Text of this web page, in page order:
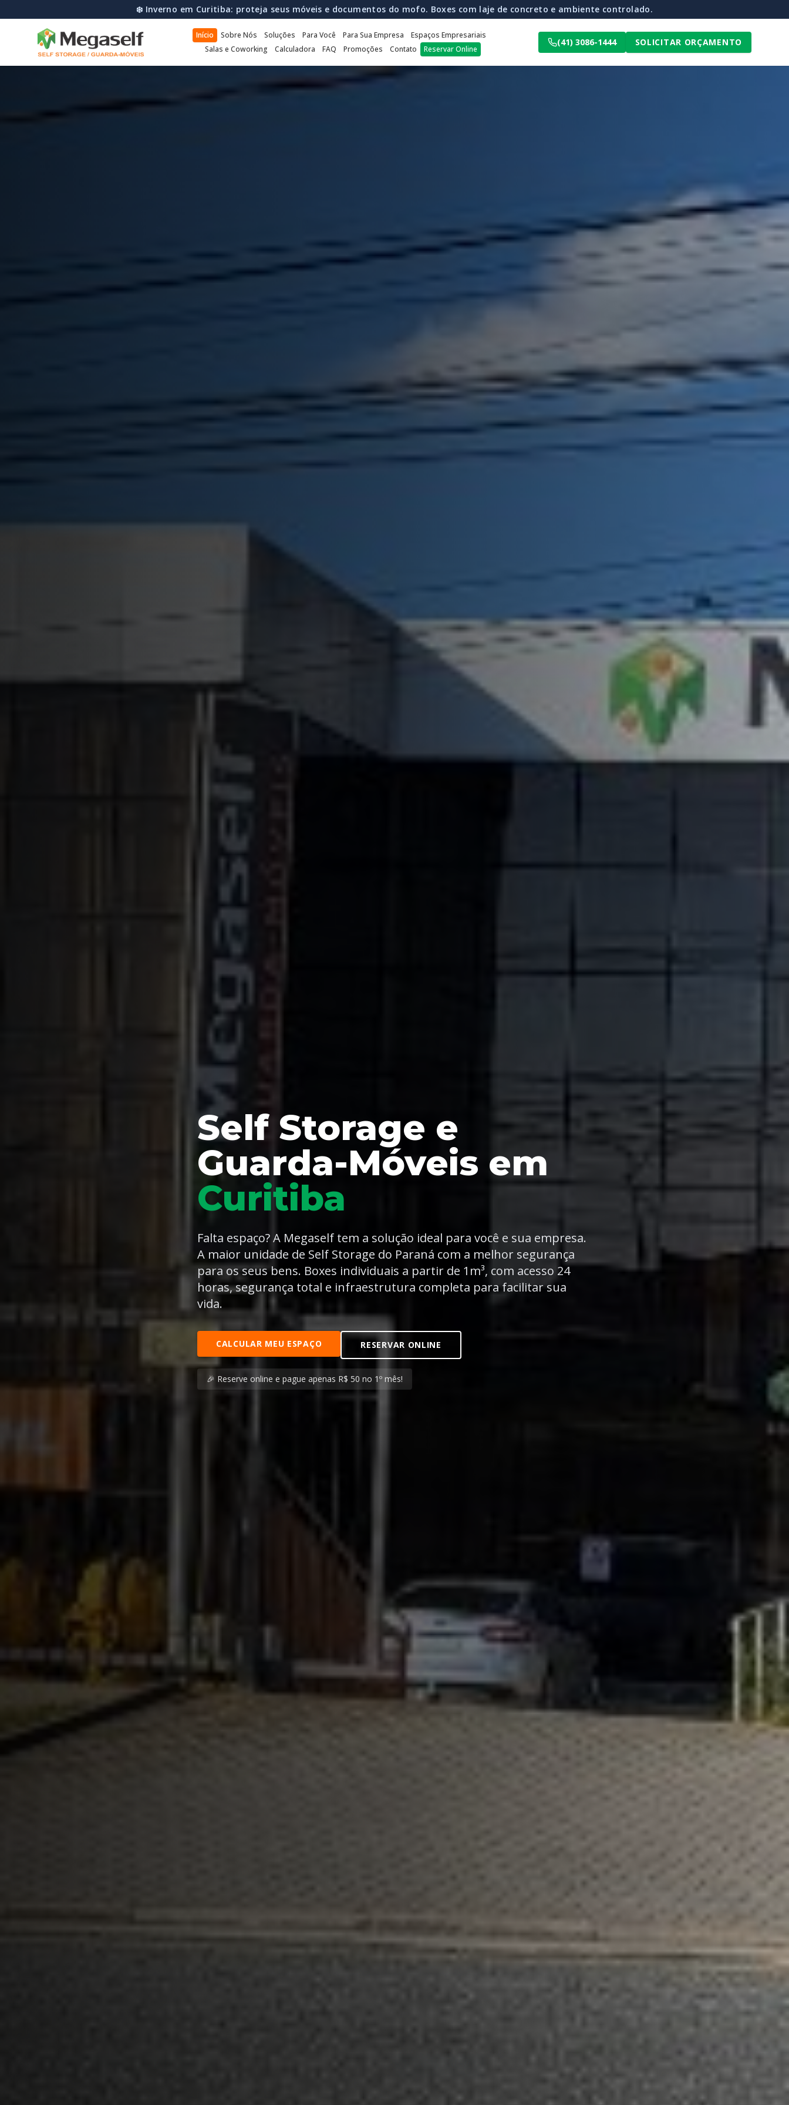
🌧️ Inverno Seguro: Reserve online agora e pague apenas 50% no 1º mês. Seus pertences protegidos do frio e da umidade.
Início Sobre Nós Soluções Para Você Para Sua Empresa
Espaços Empresariais
Salas e Coworking
Calculadora FAQ Promoções Contato Reservar Online
(41) 3086-1444 SOLICITAR ORÇAMENTO
Self Storage e
Guarda-Móveis em
Curitiba
Falta espaço? A Megaself tem a solução ideal para você e sua empresa.
A maior unidade de Self Storage do Paraná com a melhor segurança
para os seus bens. Boxes individuais a partir de 1m³, com acesso 24
horas, segurança total e infraestrutura completa para facilitar sua
vida.
CALCULAR MEU ESPAÇO RESERVAR ONLINE
🎉 Reserve online e pague apenas R$ 50 no 1º mês!